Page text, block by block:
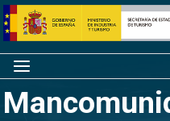
Saltar
al
contenido
Inicio
Menú